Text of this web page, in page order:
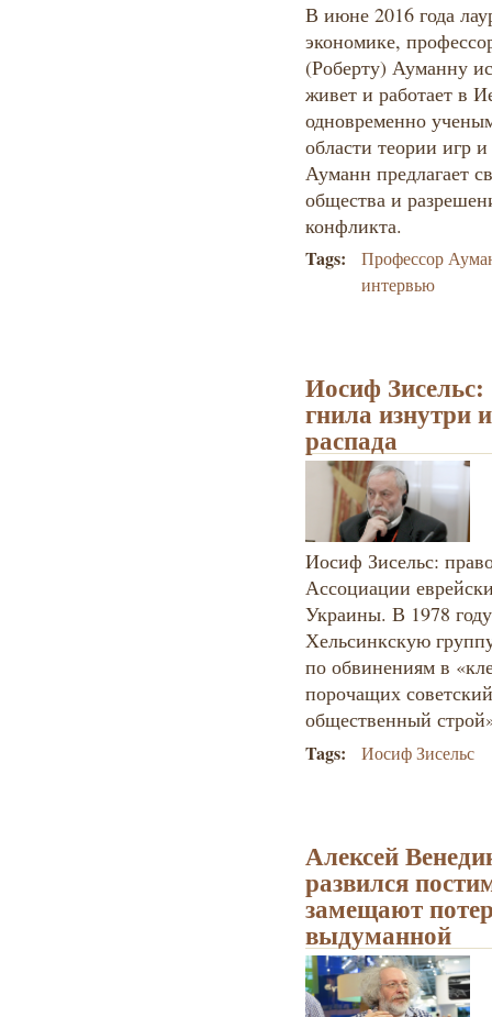
В июне 2016 года
экономике,
(Роберту) Ауманну
живет и работает в
одновременно
области теории игр
Ауманн предлагает
общества и
конфликта.
Tags:
Профессор
интервью
Иосиф Зисельс:
гнила изнутри
распада
Иосиф Зисельс:
Ассоциации
Украины. В 1978
Хельсинкскую
по обвинениям в
порочащих
общественный
Tags: Иосиф Зисельс
Алексей
развился
замещают
выдуманной